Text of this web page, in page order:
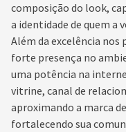
composição do look,
a identidade de quem a
Além da excelência
forte presença no
uma potência na
vitrine, canal de
aproximando a marca
fortalecendo sua